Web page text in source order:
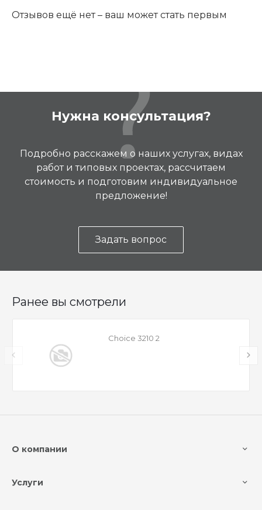
Отзывов ещё нет – ваш может стать первым
Нужна консультация?
Подробно расскажем о наших услугах, видах
работ и типовых проектах, рассчитаем
стоимость и подготовим индивидуальное
предложение!
Задать вопрос
Ранее вы смотрели
Choice 3210 2
О компании
Услуги